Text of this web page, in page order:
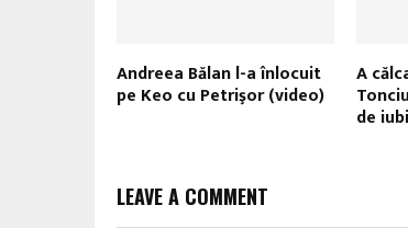
Andreea Bălan l-a înlocuit
pe Keo cu Petrişor (video)
A
de
LEAVE A COMMENT